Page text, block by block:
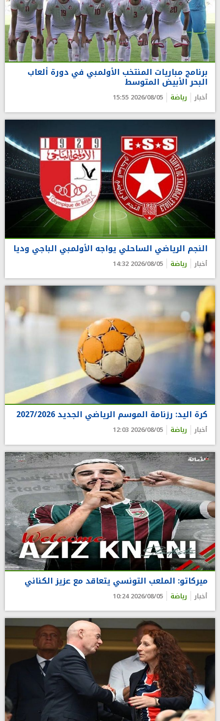
برنامج مباريات المنتخب الأولمبي في دورة ألعاب
البحر الأبيض المتوسط
أخبار رياضة 2026/08/05 15:55
النجم الرياضي الساحلي يواجه الأولمبي الباجي وديا
أخبار رياضة 2026/08/05 14:32
كرة اليد: رزنامة الموسم الرياضي الجديد 2027/2026
أخبار رياضة 2026/08/05 12:03
ميركاتو: الملعب التونسي يتعاقد مع عزيز الكناني
أخبار رياضة 2026/08/05 10:24